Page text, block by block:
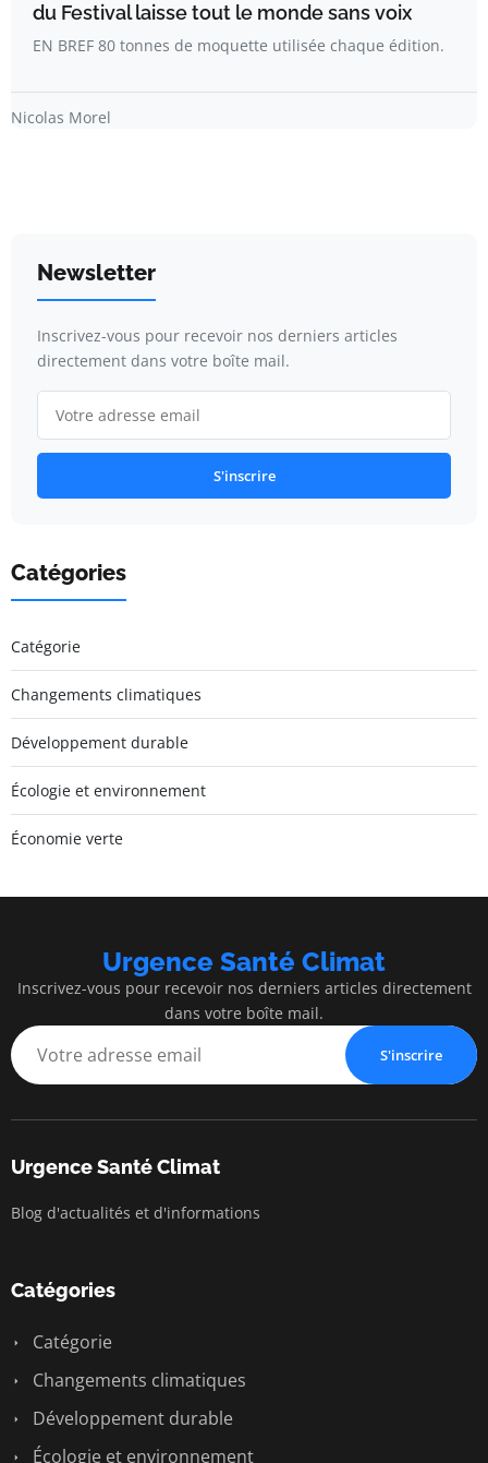
du Festival laisse tout le monde sans voix
EN BREF 80 tonnes de moquette utilisée chaque édition.
Nicolas Morel
Newsletter
Inscrivez-vous pour recevoir nos derniers articles
directement dans votre boîte mail.
S'inscrire
Catégories
Catégorie
Changements climatiques
Développement durable
Écologie et environnement
Économie verte
Urgence Santé Climat
Inscrivez-vous pour recevoir nos derniers articles directement
dans votre boîte mail.
S'inscrire
Urgence Santé Climat
Blog d'actualités et d'informations
Catégories
Catégorie
Changements climatiques
Développement durable
Écologie et environnement